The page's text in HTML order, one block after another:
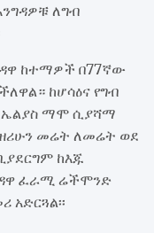
ለግብ
ከተማዎች በ77ኛው
ከሆሳዕና የግብ
ኤልያስ ማሞ ሲያሻማ
ዘሪሁን መሬት ለመሬት ወደ
ከእጁ
ፈራሚ ሬችሞንድ